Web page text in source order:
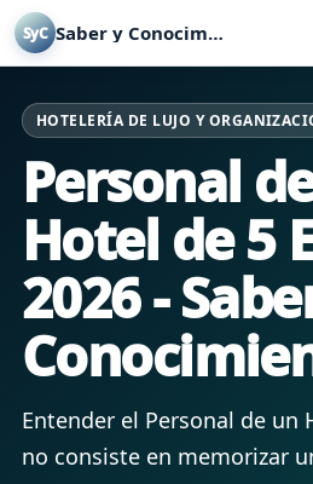
SyC Saber y Conocimiento
HOTELERÍA DE LUJO Y
Personal
Hotel de 5
2026 -
Entender el Personal de un
no consiste en memorizar